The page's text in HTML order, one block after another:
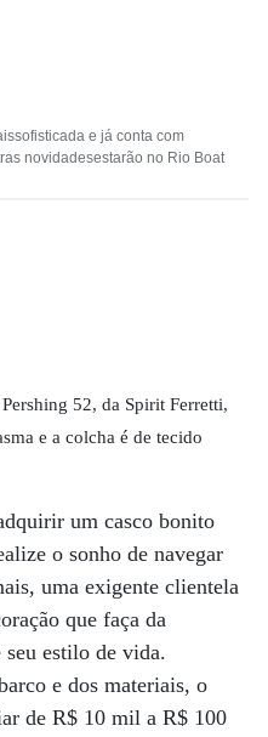
e já conta com
novidadesestarão no Rio Boat
52, da Spirit Ferretti,
e a colcha é de tecido
um casco bonito
o sonho de navegar
uma exigente clientela
que faça da
seu estilo de vida.
e dos materiais, o
de R$ 10 mil a R$ 100